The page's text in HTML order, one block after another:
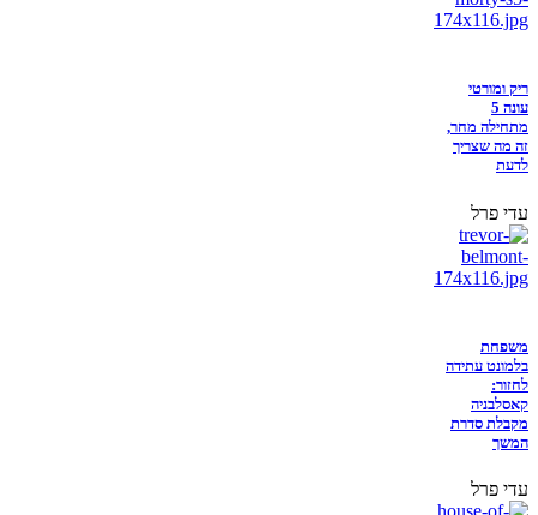
ריק ומורטי
עונה 5
מתחילה מחר,
זה מה שצריך
לדעת
עדי פרל
משפחת
בלמונט עתידה
לחזור:
קאסלבניה
מקבלת סדרת
המשך
עדי פרל